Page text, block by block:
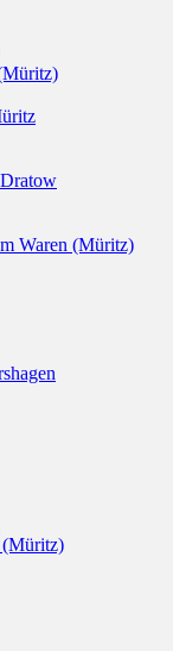
Waren (Müritz)
(Müritz)